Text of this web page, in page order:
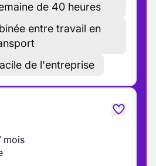
de 40 heures
entre travail en
de l'entreprise
mois